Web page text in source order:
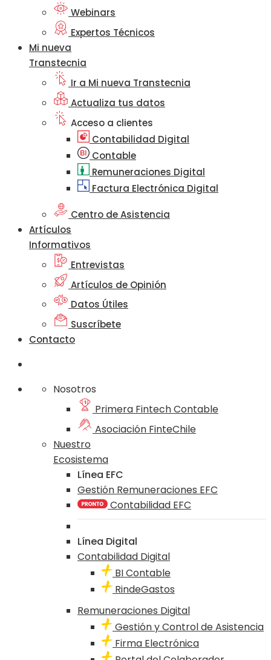
Webinars
Expertos Técnicos
Mi nueva
Transtecnia
Ir a Mi nueva Transtecnia
Actualiza tus datos
Acceso a clientes
Contabilidad Digital
Contable
Remuneraciones Digital
Factura Electrónica Digital
Centro de Asistencia
Artículos
Informativos
Entrevistas
Artículos de Opinión
Datos Útiles
Suscríbete
Contacto
Nosotros
Primera Fintech Contable
Asociación FinteChile
Nuestro
Ecosistema
Línea EFC
Gestión Remuneraciones EFC
Contabilidad EFC
Línea Digital
Contabilidad Digital
BI Contable
RindeGastos
Remuneraciones Digital
Gestión y Control de Asistencia
Firma Electrónica